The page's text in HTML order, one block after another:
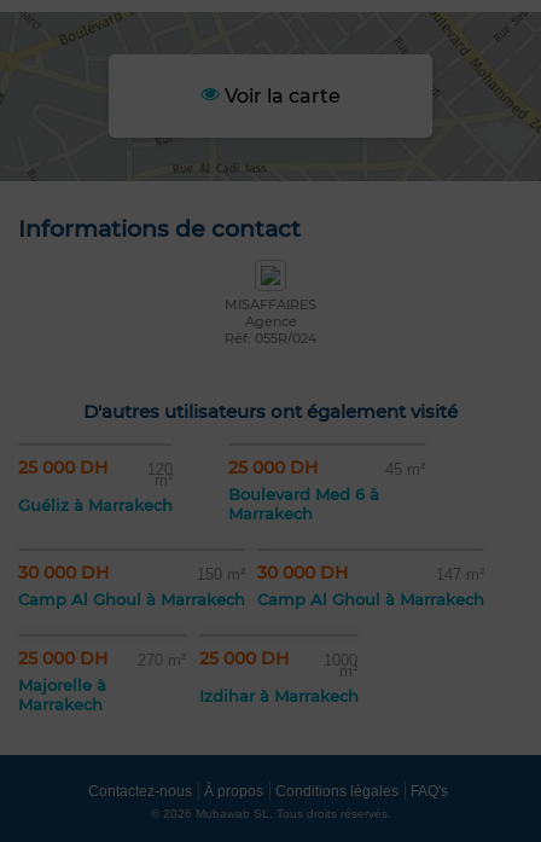
Voir la carte
Informations de contact
MISAFFAIRES
Agence
Réf: 055R/024
D'autres utilisateurs ont également visité
25 000 DH 120
m²
Guéliz à Marrakech
25 000 DH 45 m²
Boulevard Med 6 à
Marrakech
30 000 DH 150 m²
Camp Al Ghoul à Marrakech
30 000 DH 147 m²
Camp Al Ghoul à Marrakech
25 000 DH 270 m²
Majorelle à
Marrakech
25 000 DH 1000
m²
Izdihar à Marrakech
Contactez-nous À propos Conditions légales FAQ's
© 2026 Mubawab SL. Tous droits réservés.